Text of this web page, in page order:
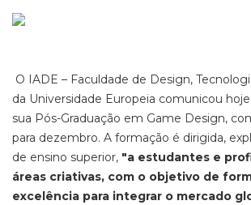
O IADE – Faculdade de Design,
da Universidade Europeia comunicou
sua Pós-Graduação em Game Design,
para dezembro. A formação é dirigida,
de ensino superior, "a estudantes e
áreas criativas, com o objetivo de
excelência para integrar o mercado